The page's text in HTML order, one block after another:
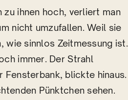
ihnen hoch, verliert man
nicht umzufallen. Weil sie
wie sinnlos Zeitmessung ist.
immer. Der Strahl
blickte hinaus.
Pünktchen sehen.